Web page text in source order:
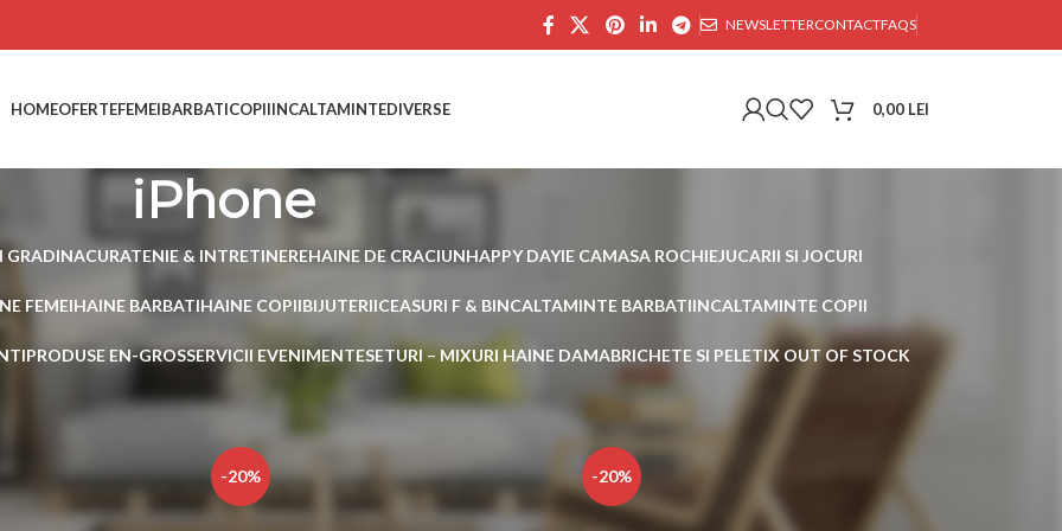
NEWSLETTERCONTACTFAQS
HOMEOFERTEFEMEIBARBATICOPIIINCALTAMINTEDIVERSE 0,00 LEI
iPhone
GRADINACURATENIE & INTRETINEREHAINE DE CRACIUNHAPPY DAYIE CAMASA ROCHIEJUCARII SI JOCURI
FEMEIHAINE BARBATIHAINE COPIIBIJUTERIICEASURI F & BINCALTAMINTE BARBATIINCALTAMINTE COPII
PRODUSE EN-GROSSERVICII EVENIMENTESETURI – MIXURI HAINE DAMABRICHETE SI PELETIX OUT OF STOCK
etichetate „iPhone” Show 45
-20% -20%